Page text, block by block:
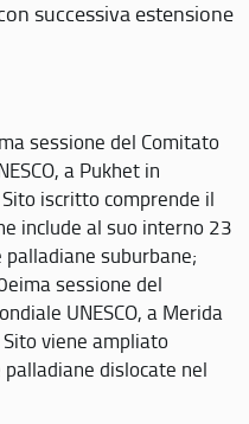
successiva estensione
sessione del Comitato
a Pukhet in
iscritto comprende il
include al suo interno 23
suburbane;
sessione del
UNESCO, a Merida
viene ampliato
dislocate nel